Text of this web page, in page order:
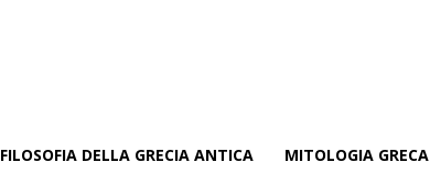
FILOSOFIA DELLA GRECIA ANTICA MITOLOGIA GRECA